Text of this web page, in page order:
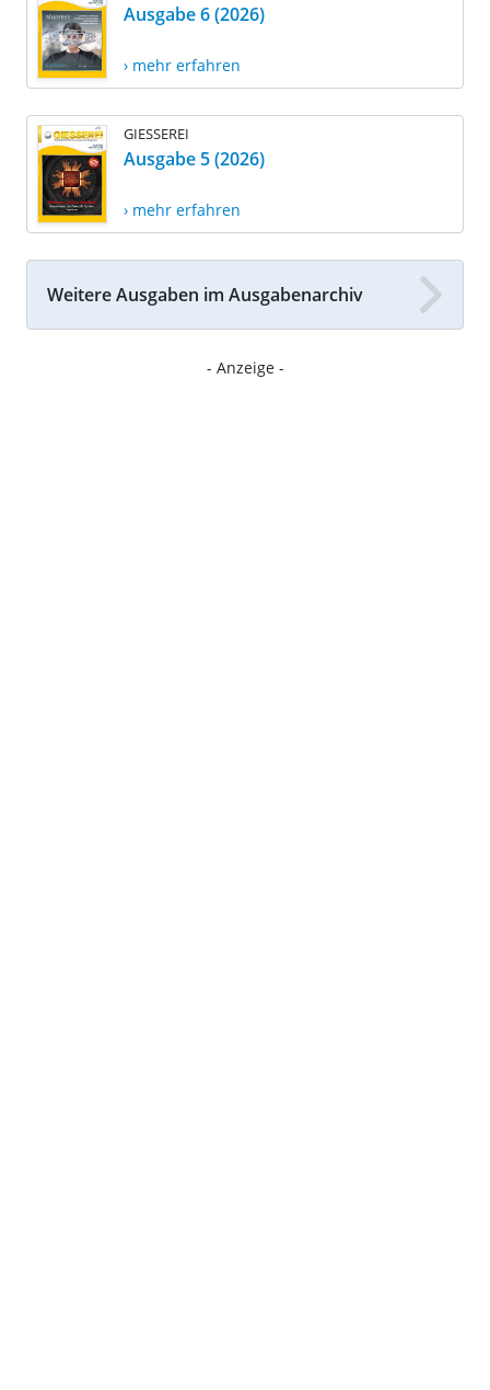
Ausgabe 6 (2026)
› mehr erfahren
GIESSEREI
Ausgabe 5 (2026)
› mehr erfahren
Weitere Ausgaben im Ausgabenarchiv
- Anzeige -